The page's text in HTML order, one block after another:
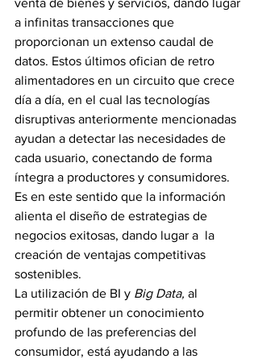
venta de bienes y servicios, dando lugar
a infinitas transacciones que
proporcionan un extenso caudal de
datos. Estos últimos ofician de retro
alimentadores en un circuito que crece
día a día, en el cual las tecnologías
disruptivas anteriormente mencionadas
ayudan a detectar las necesidades de
cada usuario, conectando de forma
íntegra a productores y consumidores.
Es en este sentido que la información
alienta el diseño de estrategias de
negocios exitosas, dando lugar a  la
creación de ventajas competitivas
sostenibles.
La utilización de BI y Big Data, al
permitir obtener un conocimiento
profundo de las preferencias del
consumidor, está ayudando a las